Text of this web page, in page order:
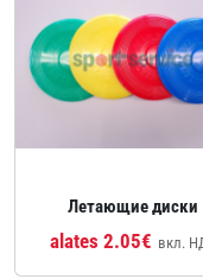
Летающие диски
alates 2.05€ вкл.